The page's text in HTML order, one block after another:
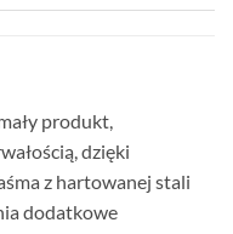
produkt,
dzięki
z hartowanej stali
dodatkowe